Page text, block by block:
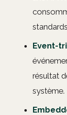
Event-
résultat
système.